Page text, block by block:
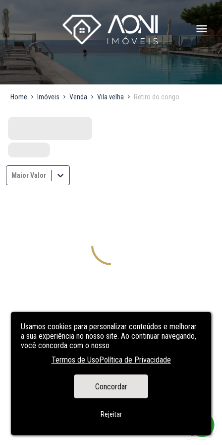
Usamos cookies para personalizar conteúdos e melhorar
a sua experiência no nosso site. Ao continuar navegando,
você concorda com o nosso
Termos de UsoPolítica de Privacidade
Concordar
Rejeitar
Home Imóveis Venda Vila velha Retiro do congo
Maior Valor